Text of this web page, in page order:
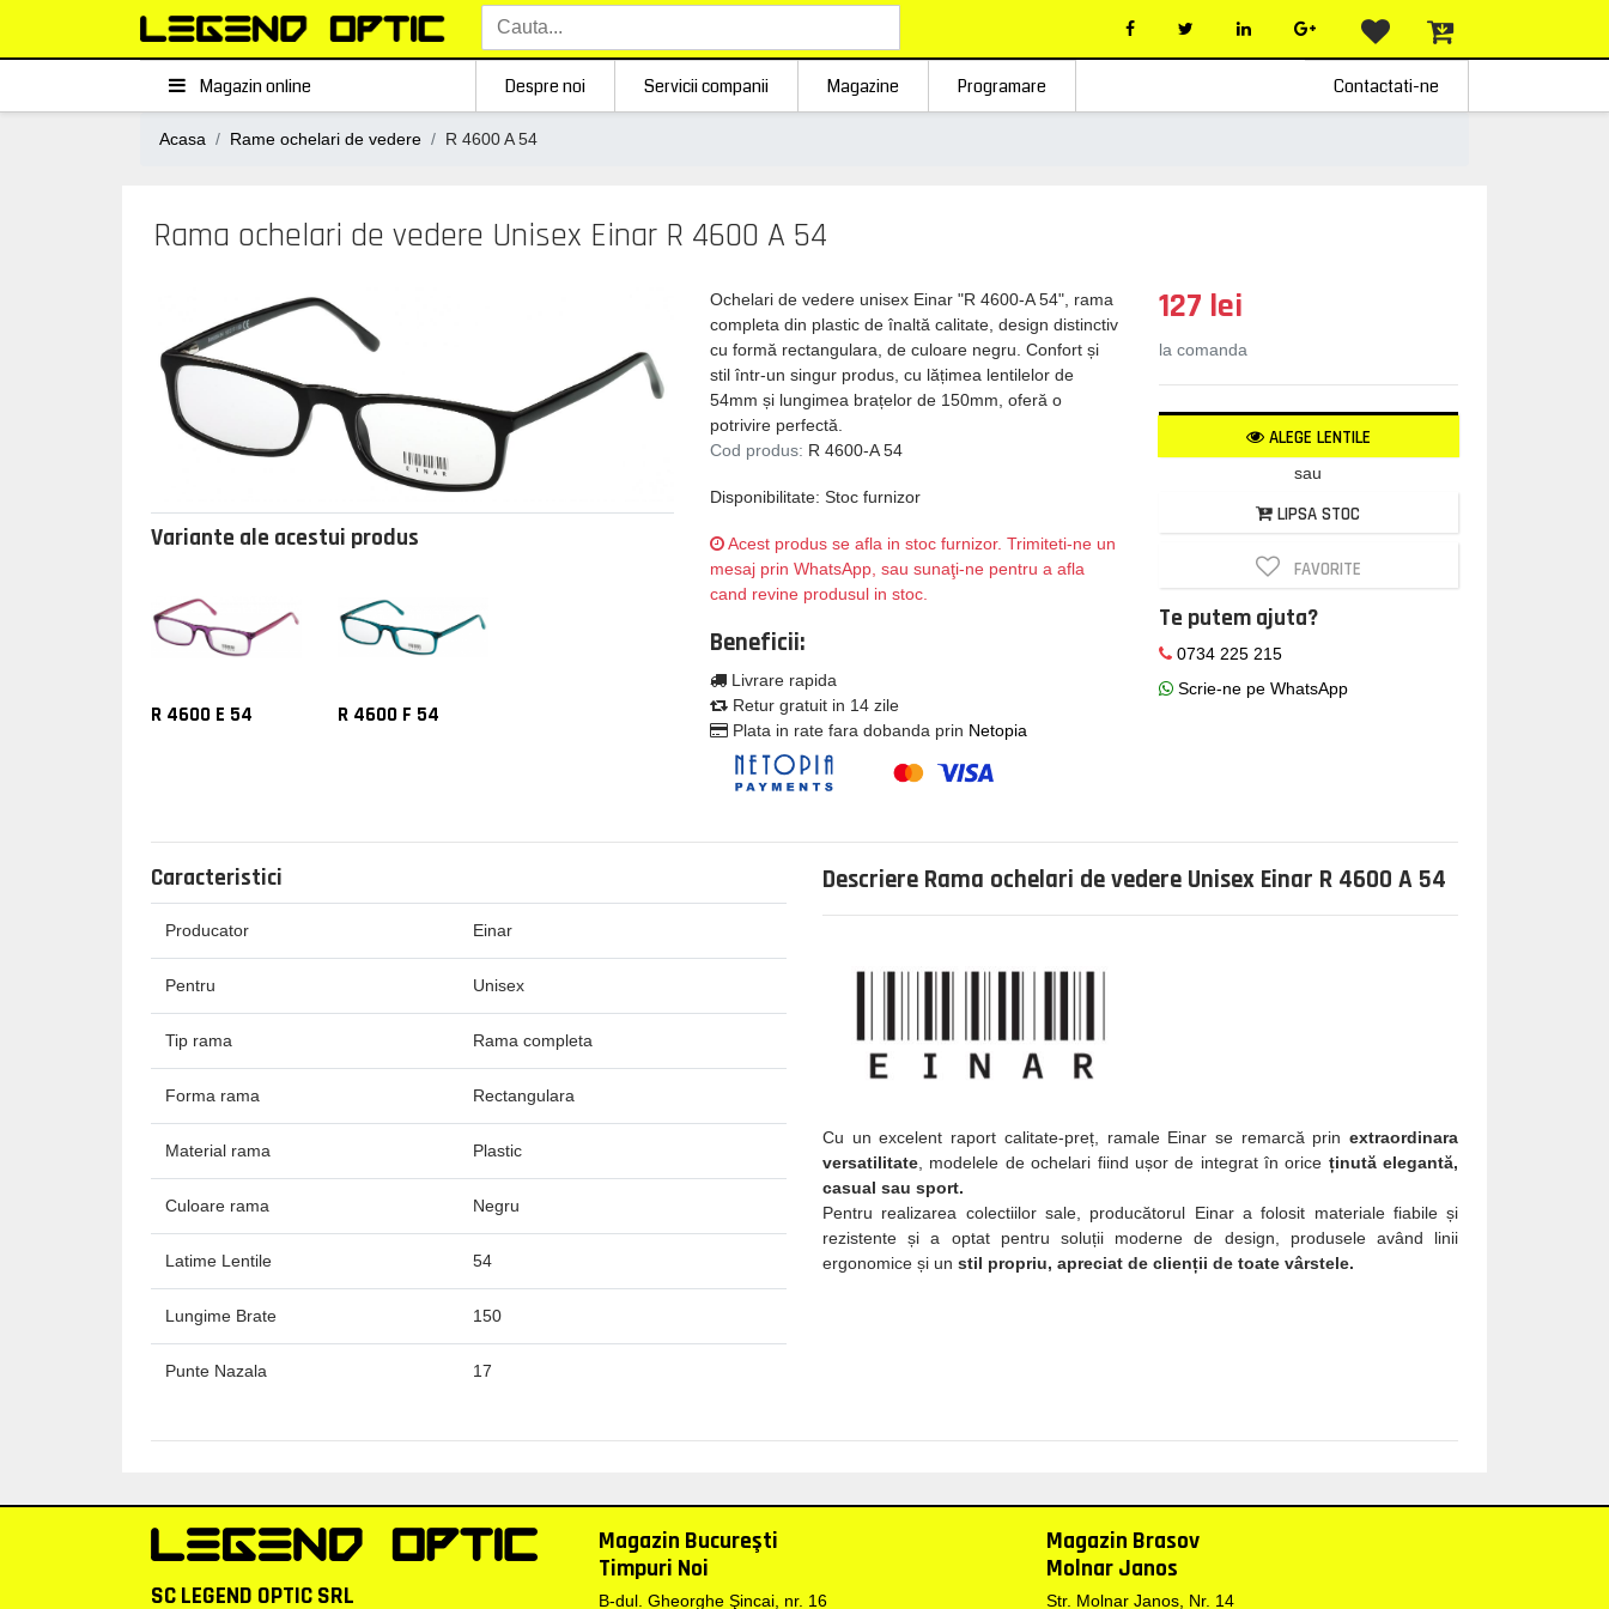
Magazin online Despre noi Servicii companii Magazine Programare Contactati-ne
Acasa Rame ochelari de vedere R 4600 A 54
Rama ochelari de vedere Unisex Einar R 4600 A 54
Variante ale acestui produs
R 4600 E 54 R 4600 F 54
Ochelari de vedere unisex Einar "R 4600-A 54", rama
completa din plastic de înaltă calitate, design distinctiv
cu formă rectangulara, de culoare negru. Confort și
stil într-un singur produs, cu lățimea lentilelor de
54mm și lungimea brațelor de 150mm, oferă o
potrivire perfectă.
Cod produs: R 4600-A 54
Disponibilitate: Stoc furnizor
Acest produs se afla in stoc furnizor. Trimiteti-ne un
mesaj prin WhatsApp, sau sunaţi-ne pentru a afla
cand revine produsul in stoc.
Beneficii:
Livrare rapida
Retur gratuit in 14 zile
Plata in rate fara dobanda prin Netopia
127 lei
la comanda
ALEGE LENTILE
sau
LIPSA STOC
FAVORITE
Te putem ajuta?
0734 225 215
Scrie-ne pe WhatsApp
Caracteristici
Producator Einar
Pentru Unisex
Tip rama Rama completa
Forma rama Rectangulara
Material rama Plastic
Culoare rama Negru
Latime Lentile 54
Lungime Brate 150
Punte Nazala 17
Descriere Rama ochelari de vedere Unisex Einar R 4600 A 54
Cu un excelent raport calitate-preț, ramale Einar se remarcă prinextraordinara
versatilitate, modelele de ochelari fiind ușor de integrat în orice ținută elegantă,
casual sau sport.
Pentru realizarea colectiilor sale, producătorul Einar a folosit materiale fiabile și
rezistente și a optat pentru soluții moderne de design, produsele având linii
ergonomice și un stil propriu, apreciat de clienții de toate vârstele.
SC LEGEND OPTIC SRL
Magazin Bucureşti
Timpuri Noi
B-dul. Gheorghe Şincai, nr. 16
Magazin Brasov
Molnar Janos
Str. Molnar Janos, Nr. 14